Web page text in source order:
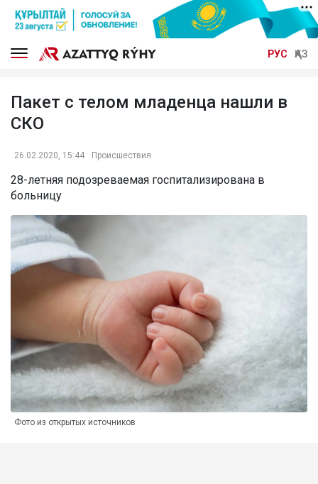
РУС ҚАЗ
Пакет с телом младенца нашли в
СКО
26.02.2020, 15:44 Происшествия
28-летняя подозреваемая госпитализирована в
больницу
Фото из открытых источников